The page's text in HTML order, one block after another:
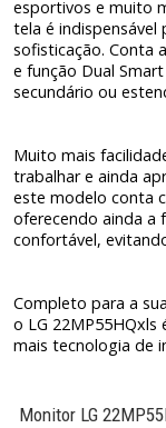
esportivos e muito
tela é indispensável
sofisticação. Conta
e função Dual
secundário ou
Muito mais
trabalhar e ainda
este modelo conta
oferecendo ainda a
confortável,
Completo para a
o LG 22MP55HQxls
mais tecnologia de
Monitor LG